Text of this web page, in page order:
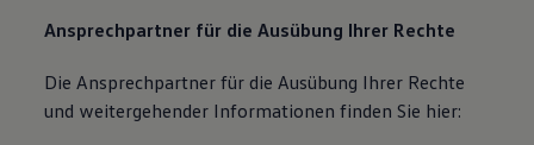
Ansprechpartner für die Ausübung Ihrer Rechte
Die Ansprechpartner für die Ausübung Ihrer Rechte
und weitergehender Informationen finden Sie hier: